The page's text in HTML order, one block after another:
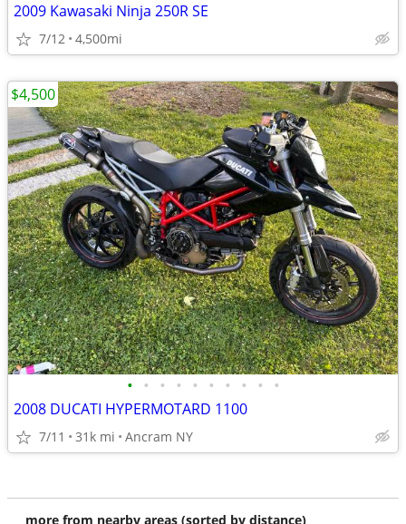
2009 Kawasaki Ninja 250R SE
7/12 4,500mi
• • • • • • • • • •
2008 DUCATI HYPERMOTARD 1100
7/11 31k mi Ancram NY
$4,500
more from nearby areas (sorted by distance)